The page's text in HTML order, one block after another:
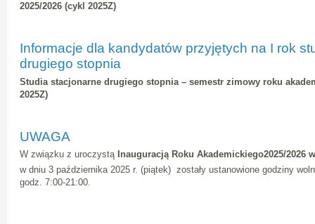
2025/2026 (cykl 2025Z)
Informacje dla kandydatów przyjętych na I rok
drugiego stopnia
Studia stacjonarne drugiego stopnia – semestr zimowy roku
2025Z)
UWAGA
W związku z uroczystą Inauguracją Roku Akademickiego2025/2026
w dniu 3 października 2025 r. (piątek) zostały ustanowione godziny
godz. 7:00-21:00.